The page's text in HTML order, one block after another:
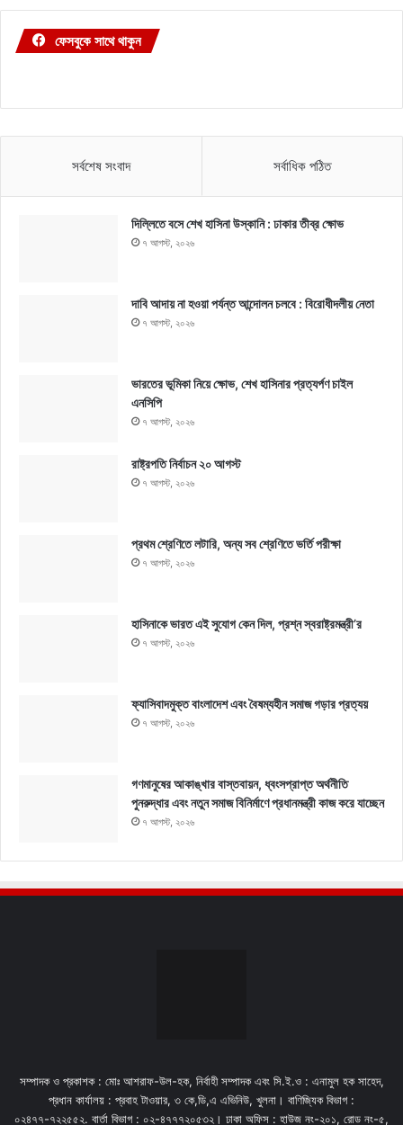
ফেসবুকে সাথে থাকুন
সর্বশেষ সংবাদ সর্বাধিক পঠিত
দিল্লিতে বসে শেখ হাসিনা উস্কানি : ঢাকার তীব্র ক্ষোভ
৭ আগস্ট, ২০২৬
দাবি আদায় না হওয়া পর্যন্ত আন্দোলন চলবে : বিরোধীদলীয় নেতা
৭ আগস্ট, ২০২৬
ভারতের ভূমিকা নিয়ে ক্ষোভ, শেখ হাসিনার প্রত্যর্পণ চাইল
এনসিপি
৭ আগস্ট, ২০২৬
রাষ্ট্রপতি নির্বাচন ২০ আগস্ট
৭ আগস্ট, ২০২৬
প্রথম শ্রেণিতে লটারি, অন্য সব শ্রেণিতে ভর্তি পরীক্ষা
৭ আগস্ট, ২০২৬
হাসিনাকে ভারত এই সুযোগ কেন দিল, প্রশ্ন স্বরাষ্ট্রমন্ত্রী’র
৭ আগস্ট, ২০২৬
ফ্যাসিবাদমুক্ত বাংলাদেশ এবং বৈষম্যহীন সমাজ গড়ার প্রত্যয়
৭ আগস্ট, ২০২৬
গণমানুষের আকাঙ্খার বাস্তবায়ন, ধ্বংসপ্রাপ্ত অর্থনীতি
পুনরুদ্ধার এবং নতুন সমাজ বিনির্মাণে প্রধানমন্ত্রী কাজ করে যাচ্ছেন
৭ আগস্ট, ২০২৬
সম্পাদক ও প্রকাশক : মোঃ আশরাফ-উল-হক, নির্বাহী সম্পাদক এবং সি.ই.ও : এনামুল হক সাহেদ,
প্রধান কার্যালয় : প্রবাহ টাওয়ার, ৩ কে,ডি,এ এভিনিউ, খুলনা। বাণিজ্যিক বিভাগ :
০২৪৭৭-৭২২৫৫২. বার্তা বিভাগ : ০২-৪৭৭৭২০৫৩২। ঢাকা অফিস : হাউজ নং-২০১, রোড নং-৫,